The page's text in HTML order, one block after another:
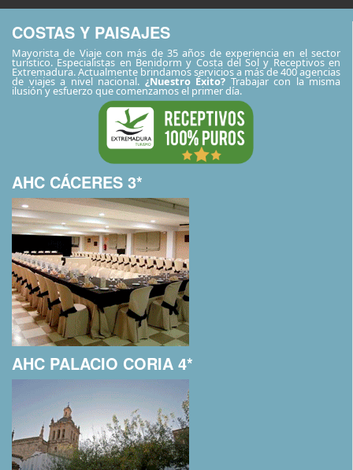
COSTAS Y PAISAJES
Mayorista de Viaje con más de 35 años de experiencia en el sector
turístico. Especialistas en Benidorm y Costa del Sol y Receptivos en
Extremadura. Actualmente brindamos servicios a más de 400 agencias
de viajes a nivel nacional. ¿Nuestro Éxito? Trabajar con la misma
ilusión y esfuerzo que comenzamos el primer día.
AHC CÁCERES 3*
AHC PALACIO CORIA 4*